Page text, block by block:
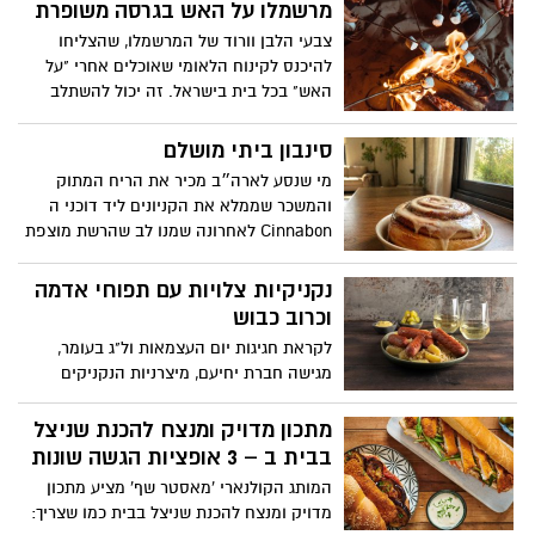
מרשמלו על האש בגרסה משופרת
צבעי הלבן וורוד של המרשמלו, שהצליחו
להיכנס לקינוח הלאומי שאוכלים אחרי "על
האש" בכל בית בישראל. זה יכול להשתלב
פינקה אותנו במתכון משודרג . תהנו
סינבון ביתי מושלם
מי שנסע לארה״ב מכיר את הריח המתוק
והמשכר שממלא את הקניונים ליד דוכני ה
Cinnabon לאחרונה שמנו לב שהרשת מוצפת
לוהט אבל אנחנו כאן כדי לקחת את זה צעד
קדימה. אנחנו מביאים לכם את המתכון
המושלם לסינבון ביתי, כזה שאולי יחזיר
אתכם ישר לטעם המוכר מארה״ב ואם עוד לא
הכרתם תתכוננו להתאהב
נקניקיות צלויות עם תפוחי אדמה
וכרוב כבוש
לקראת חגיגות יום העצמאות ול"ג בעומר,
מגישה חברת יחיעם, מיצרניות הנקניקים
והפסטרמות המובילות בישראל, מתכון חגיגי,
עשיר, ומלא בטעמים: נקניקיות צלויות עם
תפוחי אדמה וכרוב כבוש. לצד הבשרים
החג עם נקניקיות גורמה בסגנון צרפתי -
נקניקיות עסיסיות המיוצרות מבשר איכותי
מתכון מדויק ומנצח להכנת שניצל
בבית ב – 3 אופציות הגשה שונות
המותג הקולנארי 'מאסטר שף' מציע מתכון
מדויק ומנצח להכנת שניצל בבית כמו שצריך: